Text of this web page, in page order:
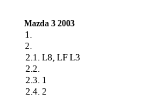
Mazda 3 2003
1.
2.
2.1. L8, LF L3
2.2.
2.3. 1
2.4. 2